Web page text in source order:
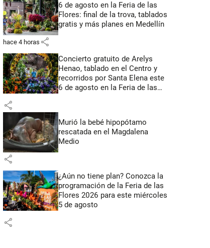
6 de agosto en la Feria de las
Flores: final de la trova, tablados
gratis y más planes en Medellín
hace 4 horas share
Concierto gratuito de Arelys
Henao, tablado en el Centro y
recorridos por Santa Elena este
6 de agosto en la Feria de las
share
Murió la bebé hipopótamo
rescatada en el Magdalena
Medio
share
¿Aún no tiene plan? Conozca la
programación de la Feria de las
Flores 2026 para este miércoles
5 de agosto
share